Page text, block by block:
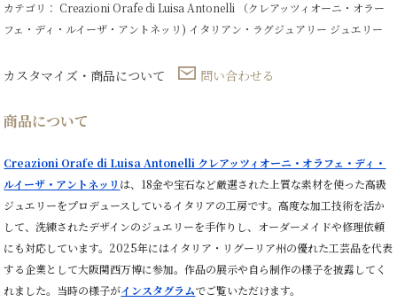
パ
ェ
点
物】
カテゴリ： Creazioni Orafe di Luisa Antonelli （クレアッツィオーニ・オラー
フェ・ディ・ルイーザ・アントネッリ) イタリアン・ラグジュアリー ジュエリー
カスタマイズ・商品について 問い合わせる
商品について
Creazioni Orafe di Luisa Antonelli クレアッツィオーニ・オラフェ・ディ・
ルイーザ・アントネッリ は、18金や宝石など厳選された上質な素材を使った高級
ジュエリーをプロデュースしているイタリアの工房です。高度な加工技術を活か
して、洗練されたデザインのジュエリーを手作りし、オーダーメイドや修理依頼
にも対応しています。2025年にはイタリア・リグーリア州の優れた工芸品を代表
する企業として大阪関西万博に参加。作品の展示や自ら制作の様子を披露してく
れました。当時の様子がインスタグラムでご覧いただけます。